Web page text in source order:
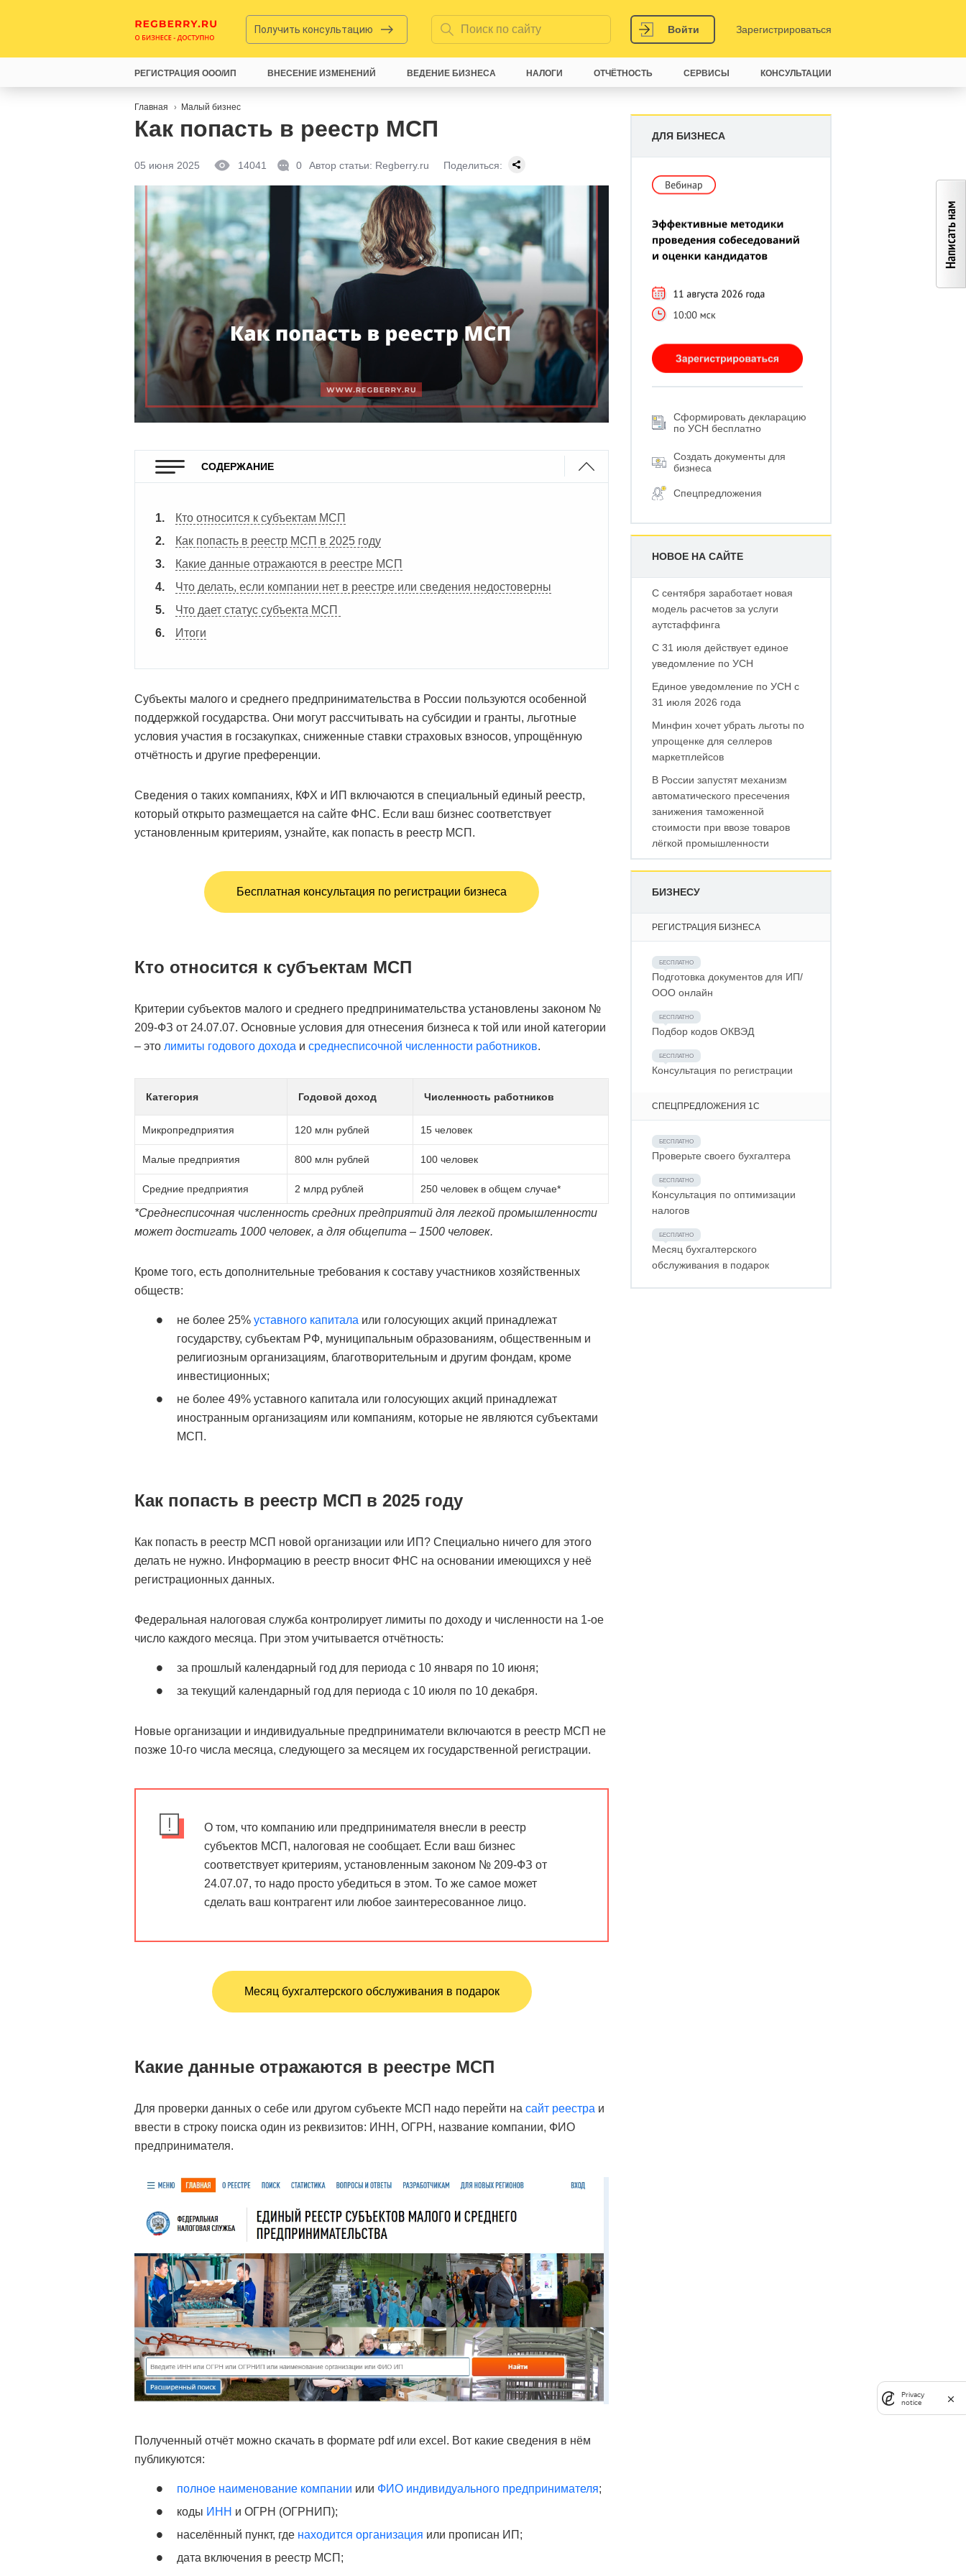
Получить консультацию Войти Зарегистрироваться
Главная Малый бизнес
Как попасть в реестр МСП
05 июня 2025 14041 0 Автор статьи: Regberry.ru Поделиться:
СОДЕРЖАНИЕ
Кто относится к субъектам МСП
Как попасть в реестр МСП в 2025 году
Какие данные отражаются в реестре МСП
Что делать, если компании нет в реестре или сведения недостоверны
Что дает статус субъекта МСП
Итоги
Субъекты малого и среднего предпринимательства в России пользуются особенной
поддержкой государства. Они могут рассчитывать на субсидии и гранты, льготные
условия участия в госзакупках, сниженные ставки страховых взносов, упрощённую
отчётность и другие преференции.
Сведения о таких компаниях, КФХ и ИП включаются в специальный единый реестр,
который открыто размещается на сайте ФНС. Если ваш бизнес соответствует
установленным критериям, узнайте, как попасть в реестр МСП.
Бесплатная консультация по регистрации бизнеса
Кто относится к субъектам МСП
Критерии субъектов малого и среднего предпринимательства установлены законом №
209-ФЗ от 24.07.07. Основные условия для отнесения бизнеса к той или иной категории
– это лимиты годового дохода и среднесписочной численности работников.
Категория Годовой доход Численность работников
Микропредприятия 120 млн рублей 15 человек
Малые предприятия 800 млн рублей 100 человек
Средние предприятия 2 млрд рублей 250 человек в общем случае*
*Среднесписочная численность средних предприятий для легкой промышленности
может достигать 1000 человек, а для общепита – 1500 человек.
Кроме того, есть дополнительные требования к составу участников хозяйственных
обществ:
не более 25% уставного капитала или голосующих акций принадлежат
государству, субъектам РФ, муниципальным образованиям, общественным и
религиозным организациям, благотворительным и другим фондам, кроме
инвестиционных;
не более 49% уставного капитала или голосующих акций принадлежат
иностранным организациям или компаниям, которые не являются субъектами
МСП.
Как попасть в реестр МСП в 2025 году
Как попасть в реестр МСП новой организации или ИП? Специально ничего для этого
делать не нужно. Информацию в реестр вносит ФНС на основании имеющихся у неё
регистрационных данных.
Федеральная налоговая служба контролирует лимиты по доходу и численности на 1-ое
число каждого месяца. При этом учитывается отчётность:
за прошлый календарный год для периода с 10 января по 10 июня;
за текущий календарный год для периода с 10 июля по 10 декабря.
Новые организации и индивидуальные предприниматели включаются в реестр МСП не
позже 10-го числа месяца, следующего за месяцем их государственной регистрации.
О том, что компанию или предпринимателя внесли в реестр
субъектов МСП, налоговая не сообщает. Если ваш бизнес
соответствует критериям, установленным законом № 209-ФЗ от
24.07.07, то надо просто убедиться в этом. То же самое может
сделать ваш контрагент или любое заинтересованное лицо.
Месяц бухгалтерского обслуживания в подарок
Какие данные отражаются в реестре МСП
Для проверки данных о себе или другом субъекте МСП надо перейти на сайт реестра и
ввести в строку поиска один из реквизитов: ИНН, ОГРН, название компании, ФИО
предпринимателя.
Полученный отчёт можно скачать в формате pdf или excel. Вот какие сведения в нём
публикуются:
полное наименование компании или ФИО индивидуального предпринимателя;
коды ИНН и ОГРН (ОГРНИП);
населённый пункт, где находится организация или прописан ИП;
дата включения в реестр МСП;
ДЛЯ БИЗНЕСА
Сформировать декларацию
по УСН бесплатно
Создать документы для
бизнеса
Спецпредложения
НОВОЕ НА САЙТЕ
С сентября заработает новая
модель расчетов за услуги
аутстаффинга
С 31 июля действует единое
уведомление по УСН
Единое уведомление по УСН с
31 июля 2026 года
Минфин хочет убрать льготы по
упрощенке для селлеров
маркетплейсов
В России запустят механизм
автоматического пресечения
занижения таможенной
стоимости при ввозе товаров
лёгкой промышленности
БИЗНЕСУ
РЕГИСТРАЦИЯ БИЗНЕСА
Подготовка документов для ИП/
ООО онлайн
Подбор кодов ОКВЭД
Консультация по регистрации
СПЕЦПРЕДЛОЖЕНИЯ 1С
Проверьте своего бухгалтера
Консультация по оптимизации
налогов
Месяц бухгалтерского
обслуживания в подарок
РЕГИСТРАЦИЯ ООО/ИП ВНЕСЕНИЕ ИЗМЕНЕНИЙ ВЕДЕНИЕ БИЗНЕСА НАЛОГИ ОТЧЁТНОСТЬ СЕРВИСЫ КОНСУЛЬТАЦИИ
Privacy
notice